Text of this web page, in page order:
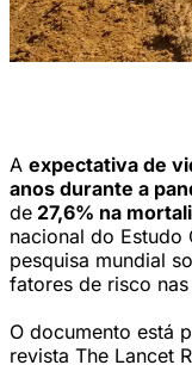
A expectativa de
anos durante a
de 27,6% na
nacional do Estudo
pesquisa mundial
fatores de risco
O documento está
revista The Lancet